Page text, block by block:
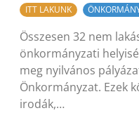
ITT LAKUNK
Összesen 32 nem
önkormányzati
meg nyilvános
Önkormányzat. Ezek
irodák,…